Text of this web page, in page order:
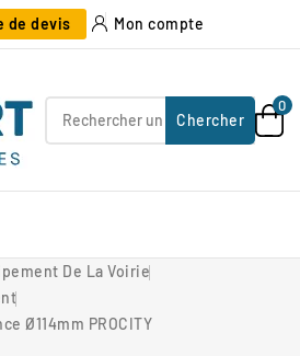
de devis Mon compte
Chercher
0
De La Voirie
Ø114mm PROCITY